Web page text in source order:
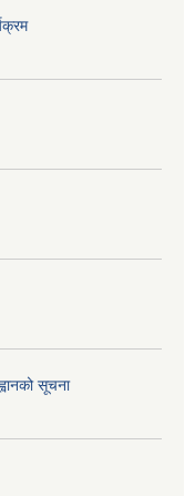
सूचना